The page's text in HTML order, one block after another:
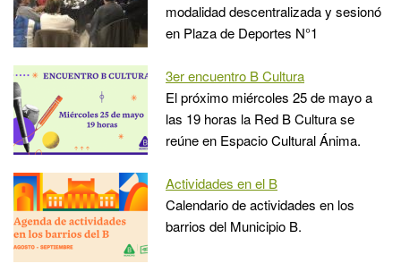
modalidad descentralizada y sesionó
en Plaza de Deportes N°1
3er encuentro B Cultura
El próximo miércoles 25 de mayo a
las 19 horas la Red B Cultura se
reúne en Espacio Cultural Ánima.
Actividades en el B
Calendario de actividades en los
barrios del Municipio B.